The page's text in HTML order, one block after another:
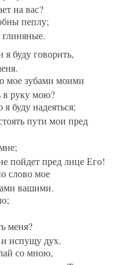
на вас?
пеплу;
буду говорить,
мое зубами моими
в руку мою?
буду надеяться;
пути мои пред
пойдет пред лице Его!
слово мое
вашими.
меня?
испущу дух.
со мною,